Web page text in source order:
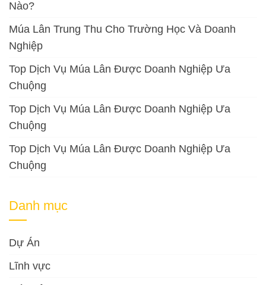
Nào?
Múa Lân Trung Thu Cho Trường Học Và Doanh
Nghiệp
Top Dịch Vụ Múa Lân Được Doanh Nghiệp Ưa
Chuộng
Top Dịch Vụ Múa Lân Được Doanh Nghiệp Ưa
Chuộng
Top Dịch Vụ Múa Lân Được Doanh Nghiệp Ưa
Chuộng
Danh mục
Dự Án
Lĩnh vực